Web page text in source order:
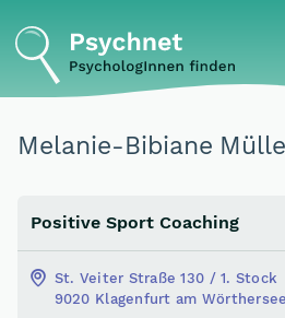
Melanie-Bibiane
Positive Sport Coaching
St. Veiter Straße 130 / 1. Stock
9020 Klagenfurt am Wörthersee